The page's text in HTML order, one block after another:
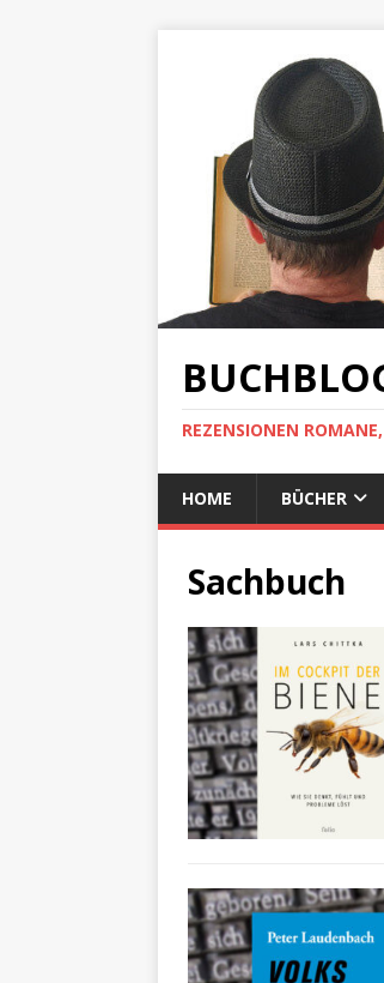
REZENSIONEN
HOME BÜCHER
Sachbuch